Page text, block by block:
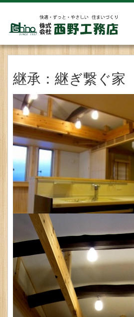
継承：継ぎ繋ぐ家
■工 法：
建替え
■内 容：
木造2F建
■所 在：
堺市北区
■設計者：
住･my工房Ka･Zu･Ya